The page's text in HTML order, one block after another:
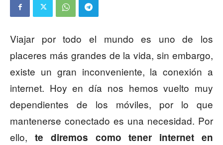
Viajar por todo el mundo es uno de los
placeres más grandes de la vida, sin embargo,
existe un gran inconveniente, la conexión a
internet. Hoy en día nos hemos vuelto muy
dependientes de los móviles, por lo que
mantenerse conectado es una necesidad. Por
ello, te diremos como tener internet en